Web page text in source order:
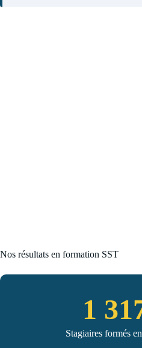
Nos résultats en formation SST
1
Stagiaires formés